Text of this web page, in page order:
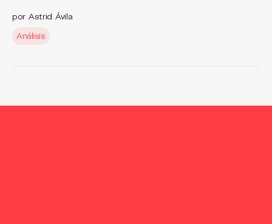
por Astrid Ávila
Análisis